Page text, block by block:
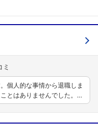
個人的な事情から退職しま
とはありませんでした。…